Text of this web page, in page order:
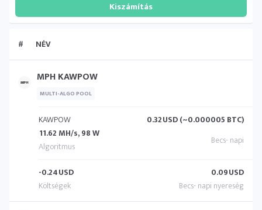
# NÉV
MPH KAWPOW
MULTI-ALGO POOL
KAWPOW
11.62 MH/s, 98 W
0.32USD (~0.000005 BTC)
-0.24USD 0.09USD